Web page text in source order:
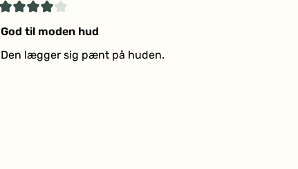
4
af
5
God til moden hud
Den lægger sig pænt på huden.